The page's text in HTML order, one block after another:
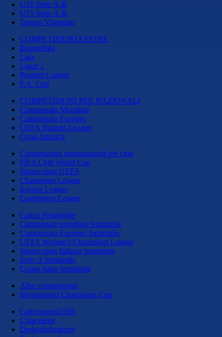
U16 Serie A-B
U15 Serie A-B
Torneo Viareggio
COMPETIZIONI ESTERE
Bundesliga
Liga
Ligue 1
Premier League
F.A. Cup
COMPETIZIONI PER NAZIONALI
Campionato Mondiale
Campionato Europeo
UEFA Nations League
Copa America
Competizioni internazionali per club
FIFA Club World Cup
Supercoppa UEFA
Champions League
Europa League
Conference League
Calcio Femminile
Campionato mondiale femminile
Campionato Europeo femminile
UEFA Women's Champions League
Supercoppa Italiana femminile
Serie A femminile
Coppa Italia femminile
Altre competizioni
International Champions Cup
Calcionapoli1926
Cittaceleste
Derbyderbyderby